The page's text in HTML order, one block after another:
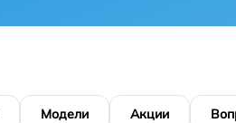
Модели Акции